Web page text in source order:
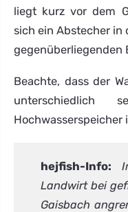
liegt kurz vor dem
sich ein Abstecher in
gegenüberliegenden
Beachte, dass der
Hochwasserspeicher
hejfish-Info:
Landwirt bei
Gaisbach